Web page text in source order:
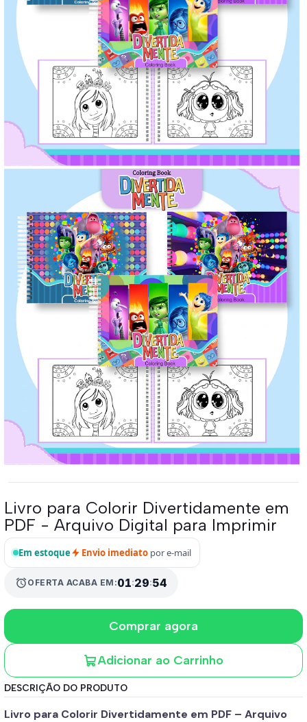
Livro para Colorir Divertidamente em
PDF - Arquivo Digital para Imprimir
Em estoque Envio imediato por e-mail
alarmOFERTA ACABA EM:01:29:54
Adicionar ao Carrinho
Comprar agora
DESCRIÇÃO DO PRODUTO
Livro para Colorir Divertidamente em PDF – Arquivo